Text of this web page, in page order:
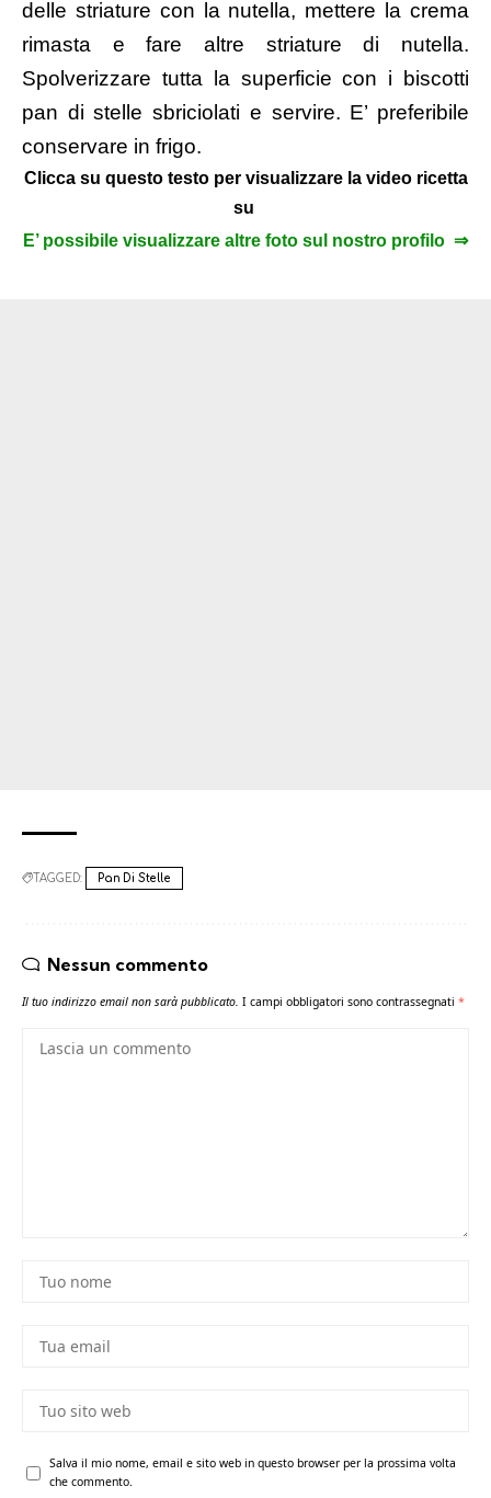
delle striature con la nutella, mettere la crema
rimasta e fare altre striature di nutella.
Spolverizzare tutta la superficie con i biscotti
pan di stelle sbriciolati e servire. E’ preferibile
conservare in frigo.
Clicca su questo testo per visualizzare la video ricetta
su
E’ possibile visualizzare altre foto sul nostro profilo ⇒
TAGGED: Pan Di Stelle
Nessun commento
Il tuo indirizzo email non sarà pubblicato. I campi obbligatori sono contrassegnati *
Salva il mio nome, email e sito web in questo browser per la prossima volta
che commento.